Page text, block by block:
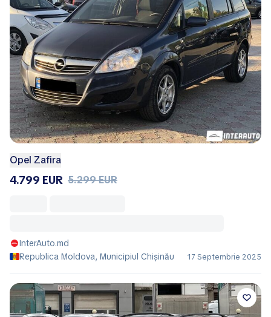
Opel Zafira
4.799 EUR 5.299 EUR
InterAuto.md
Republica Moldova, Municipiul Chișinău
17 Septembrie 2025